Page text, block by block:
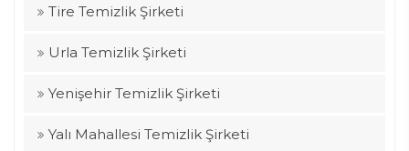
Tire Temizlik Şirketi
Urla Temizlik Şirketi
Yenişehir Temizlik Şirketi
Yalı Mahallesi Temizlik Şirketi